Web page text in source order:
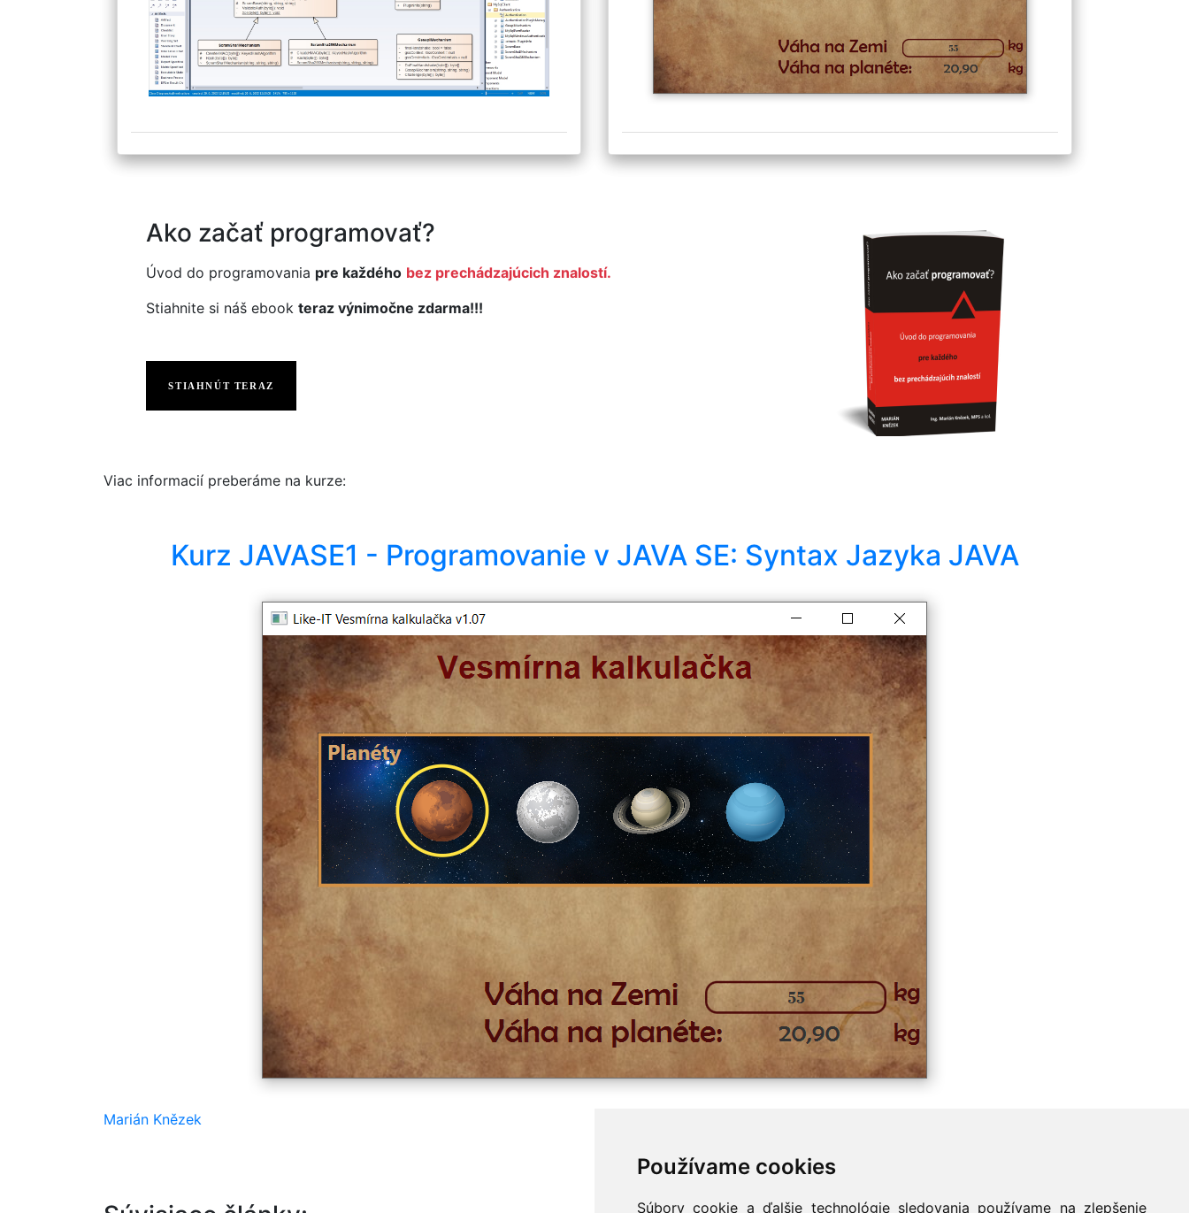
Používame cookies
Súbory cookie a ďalšie technológie sledovania používame na zlepšenie
Ako začať programovať?
Úvod do programovania pre každého bez prechádzajúcich znalostí.
Stiahnite si náš ebook teraz výnimočne zdarma!!!
STIAHNÚT TERAZ
Viac informacií preberáme na kurze:
Kurz JAVASE1 - Programovanie v JAVA SE: Syntax Jazyka JAVA
Marián Knězek